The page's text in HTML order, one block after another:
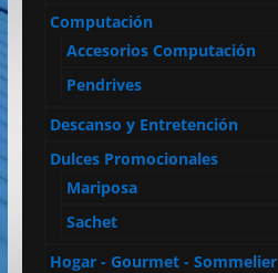
Computación
Accesorios Computación
Pendrives
Descanso y Entretención
Dulces Promocionales
Mariposa
Sachet
Hogar - Gourmet - Sommelier